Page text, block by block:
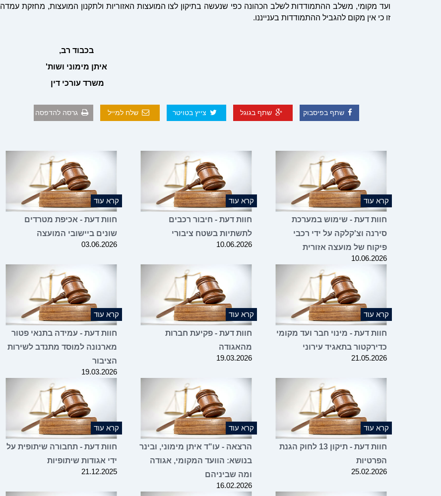
ועד מקומי, משלב ההתמודדות לשלב הכהונה כפי שנעשה בתיקון לצו המועצות האזוריות ולתקנון המועצות, מחזקת עמדה
זו כי אין מקום להגביל ההתמודדות בענייננו.
בכבוד רב,
איתן מימוני ושות'
משרד עורכי דין
שתף בפיסבוק שתף בגוגל צייץ בטויטר שלח למייל גרסה להדפסה
קרא עוד
חוות דעת - שימוש במערכת
סירנה וצ'קלקה על ידי רכבי
פיקוח של מועצה אזורית
10.06.2026
קרא עוד
חוות דעת - חיבור רכבים
לתשתיות בשטח ציבורי
10.06.2026
קרא עוד
חוות דעת - אכיפת מטרדים
שונים ביישובי המועצה
03.06.2026
קרא עוד
חוות דעת - מינוי חבר ועד מקומי
כדירקטור בתאגיד עירוני
21.05.2026
קרא עוד
חוות דעת - פקיעת חברות
מהאגודה
19.03.2026
קרא עוד
חוות דעת - עמידה בתנאי פטור
מארנונה למוסד מתנדב לשירות
הציבור
19.03.2026
קרא עוד
חוות דעת - תיקון 13 לחוק הגנת
הפרטיות
25.02.2026
קרא עוד
הרצאה - עו"ד איתן מימוני, ובינר
בנושא: הוועד המקומי, אגודה
ומה שביניהם
16.02.2026
קרא עוד
חוות דעת - תחבורה שיתופית על
ידי אגודות שיתופיות
21.12.2025